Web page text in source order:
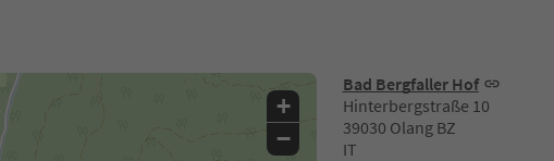
Bad Bergfaller Hof
Hinterbergstraße 10
39030 Olang BZ
IT
+
−